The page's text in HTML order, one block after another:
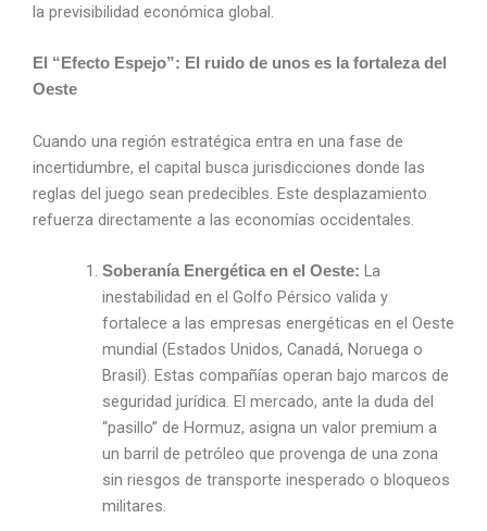
la previsibilidad económica global.
El “Efecto Espejo”: El ruido de unos es la fortaleza del
Oeste
Cuando una región estratégica entra en una fase de
incertidumbre, el capital busca jurisdicciones donde las
reglas del juego sean predecibles. Este desplazamiento
refuerza directamente a las economías occidentales.
Soberanía Energética en el Oeste: La
inestabilidad en el Golfo Pérsico valida y
fortalece a las empresas energéticas en el Oeste
mundial (Estados Unidos, Canadá, Noruega o
Brasil). Estas compañías operan bajo marcos de
seguridad jurídica. El mercado, ante la duda del
“pasillo” de Hormuz, asigna un valor premium a
un barril de petróleo que provenga de una zona
sin riesgos de transporte inesperado o bloqueos
militares.